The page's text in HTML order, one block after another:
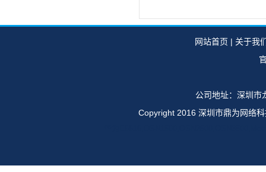
网站首页 | 关于我
公司地址：深圳市
Copyright 2016 深圳市鼎为网络